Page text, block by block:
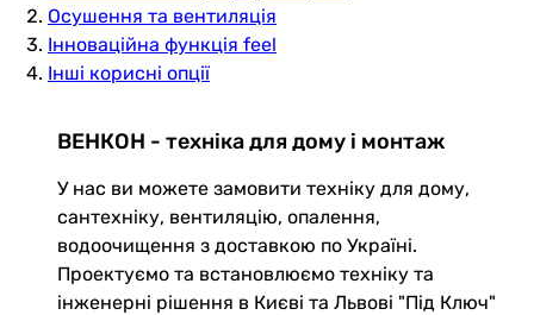
Осушення та вентиляція
Інноваційна функція feel
Інші корисні опції
ВЕНКОН - техніка для дому і монтаж
У нас ви можете замовити техніку для дому,
сантехніку, вентиляцію, опалення,
водоочищення з доставкою по Україні.
Проектуємо та встановлюємо техніку та
інженерні рішення в Києві та Львові "Під Ключ"